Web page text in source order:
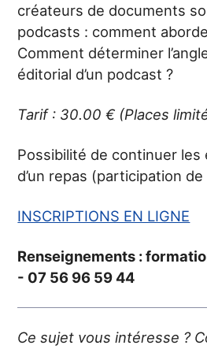
créateurs de documents
podcasts : comment
Comment déterminer
éditorial d’un podcast ?
Tarif : 30.00 € (Places
Possibilité de continuer les
d’un repas (participation
INSCRIPTIONS EN LIGNE
Renseignements :
- 07 56 96 59 44
Ce sujet vous intéresse ?